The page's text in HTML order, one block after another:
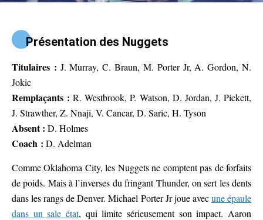
Présentation des Nuggets
Titulaires : J. Murray, C. Braun, M. Porter Jr, A. Gordon, N.
Jokic
Remplaçants : R. Westbrook, P. Watson, D. Jordan, J. Pickett,
J. Strawther, Z. Nnaji, V. Cancar, D. Saric, H. Tyson
Absent : D. Holmes
Coach : D. Adelman
Comme Oklahoma City, les Nuggets ne comptent pas de forfaits
de poids. Mais à l’inverses du fringant Thunder, on sert les dents
dans les rangs de Denver. Michael Porter Jr joue avecune épaule
dans un sale état, qui limite sérieusement son impact. Aaron